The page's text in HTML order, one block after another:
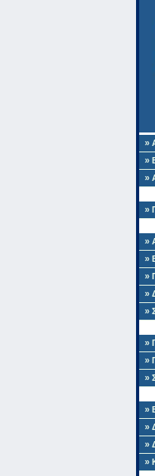
»
»
»
»
»
»
»
»
»
»
»
»
»
»
»
»